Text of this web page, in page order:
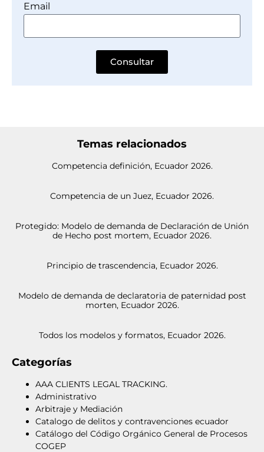
Email
Consultar
Temas relacionados
Competencia definición, Ecuador 2026.
Competencia de un Juez, Ecuador 2026.
Protegido: Modelo de demanda de Declaración de Unión
de Hecho post mortem, Ecuador 2026.
Principio de trascendencia, Ecuador 2026.
Modelo de demanda de declaratoria de paternidad post
morten, Ecuador 2026.
Todos los modelos y formatos, Ecuador 2026.
Categorías
AAA CLIENTS LEGAL TRACKING.
Administrativo
Arbitraje y Mediación
Catalogo de delitos y contravenciones ecuador
Catálogo del Código Orgánico General de Procesos
COGEP